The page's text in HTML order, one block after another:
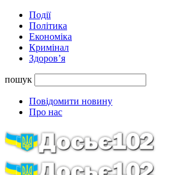
Події
Політика
Економіка
Кримінал
Здоров’я
пошук
Повідомити новину
Про нас